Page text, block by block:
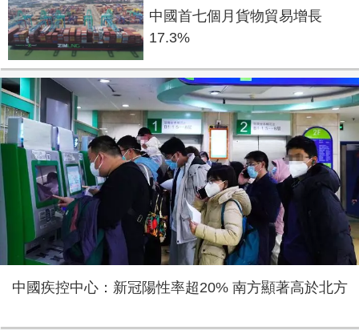
中國首七個月貨物貿易增長
17.3%
中國疾控中心：新冠陽性率超20% 南方顯著高於北方